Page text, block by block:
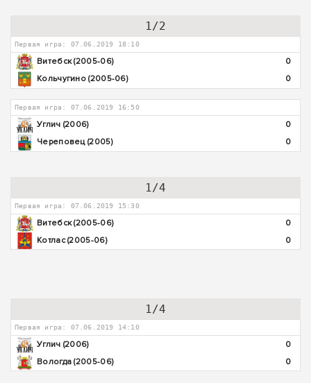
1/2
Первая игра: 07.06.2019 18:10
Витебск (2005-06)
0
Кольчугино (2005-06)
0
Первая игра: 07.06.2019 16:50
Углич (2006)
0
Череповец (2005)
0
1/4
Первая игра: 07.06.2019 15:30
Витебск (2005-06)
0
Котлас (2005-06)
0
1/4
Первая игра: 07.06.2019 14:10
Углич (2006)
0
Вологда (2005-06)
0